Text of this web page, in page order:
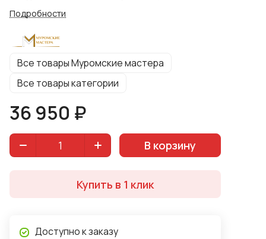
Подробности
Все товары Муромские мастера
Все товары категории
36 950 ₽
В корзину
Купить в 1 клик
Доступно к заказу